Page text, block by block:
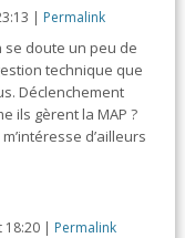
| Permalink
se doute un peu de
technique que
Déclenchement
ils gèrent la MAP ?
d’ailleurs
18:20 | Permalink